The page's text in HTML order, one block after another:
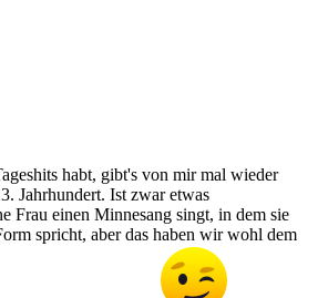
habt, gibt's von mir mal wieder
Jahrhundert. Ist zwar etwas
Frau einen Minnesang singt, in dem sie
spricht, aber das haben wir wohl dem